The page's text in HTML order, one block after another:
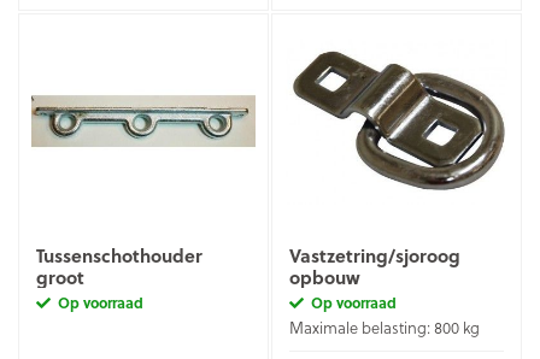
Tussenschothouder
groot
Op voorraad
Vastzetring/sjoroog
opbouw
Op voorraad
Maximale belasting: 800 kg